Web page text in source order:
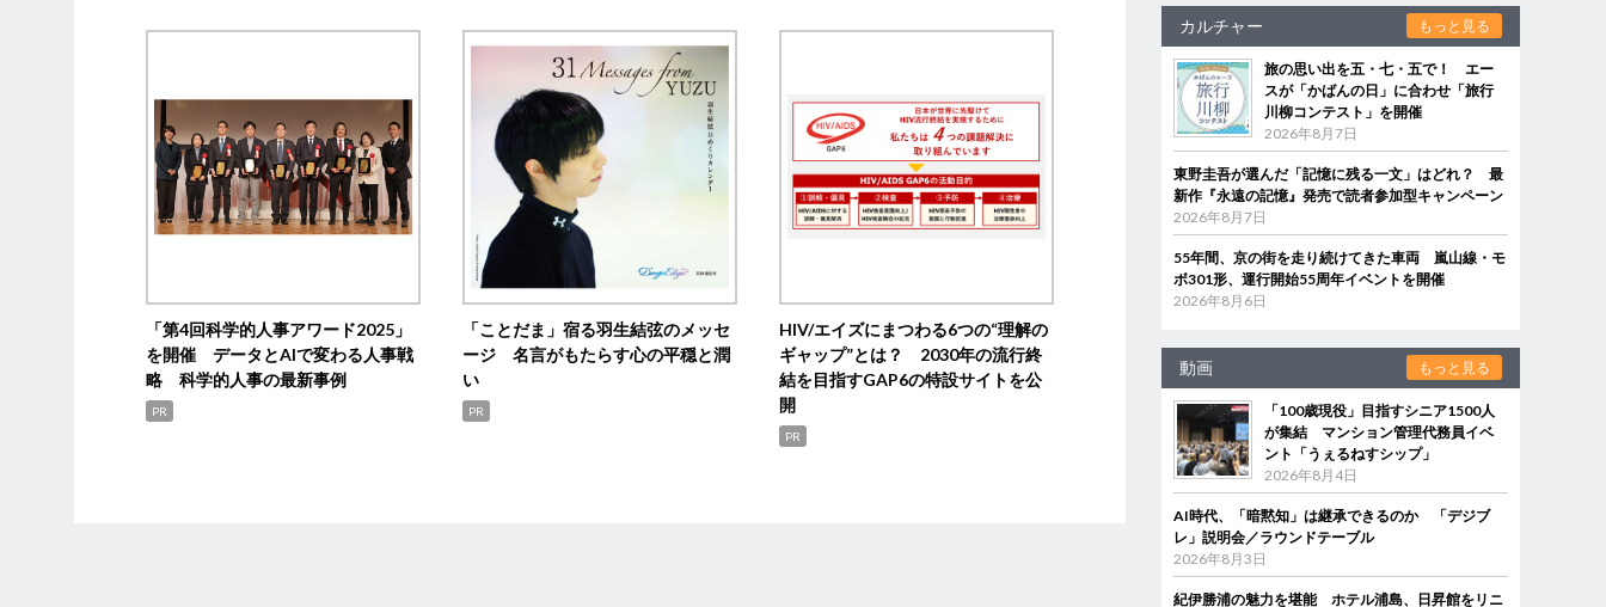
「第4回科学的人事アワード2025」
を開催 データとAIで変わる人事戦
略 科学的人事の最新事例
PR
「ことだま」宿る羽生結弦のメッセ
ージ 名言がもたらす心の平穏と潤
い
PR
HIV/エイズにまつわる6つの“理解の
ギャップ”とは？ 2030年の流行終
結を目指すGAP6の特設サイトを公
開
PR
カルチャー もっと見る
旅の思い出を五・七・五で！ エー
スが「かばんの日」に合わせ「旅行
川柳コンテスト」を開催
2026年8月7日
東野圭吾が選んだ「記憶に残る一文」はどれ？ 最
新作『永遠の記憶』発売で読者参加型キャンペーン
2026年8月7日
55年間、京の街を走り続けてきた車両 嵐山線・モ
ボ301形、運行開始55周年イベントを開催
2026年8月6日
動画 もっと見る
「100歳現役」目指すシニア1500人
が集結 マンション管理代務員イベ
ント「うぇるねすシップ」
2026年8月4日
AI時代、「暗黙知」は継承できるのか 「デジブ
レ」説明会／ラウンドテーブル
2026年8月3日
紀伊勝浦の魅力を堪能 ホテル浦島、日昇館をリニ